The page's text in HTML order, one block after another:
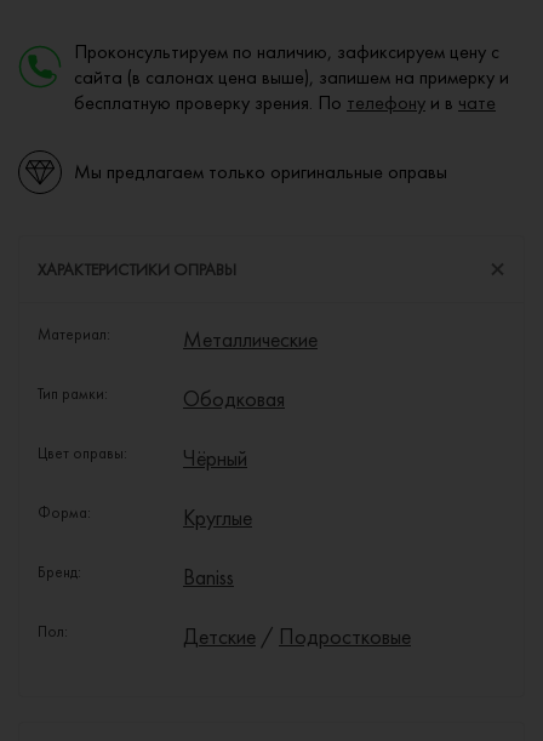
Проконсультируем по наличию, зафиксируем цену с
сайта (в салонах цена выше), запишем на примерку и
бесплатную проверку зрения. По телефону и в чате
Мы предлагаем только оригинальные оправы
ХАРАКТЕРИСТИКИ ОПРАВЫ
Материал: Металлические
Тип рамки: Ободковая
Цвет оправы: Чёрный
Форма: Круглые
Бренд: Baniss
Пол: Детские / Подростковые